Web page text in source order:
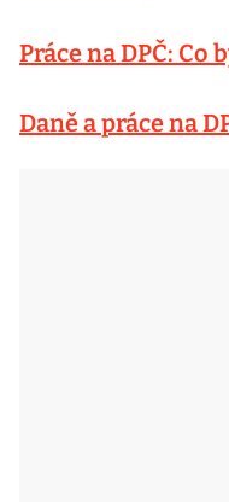
Práce na DPČ: Co
Daně a práce na